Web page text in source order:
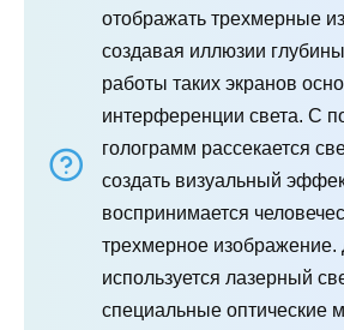
отображать трехмерные
создавая иллюзии
работы таких экранов
интерференции света. С
голограмм рассекается
создать визуальный
воспринимается
трехмерное изображение.
используется лазерный
специальные оптические